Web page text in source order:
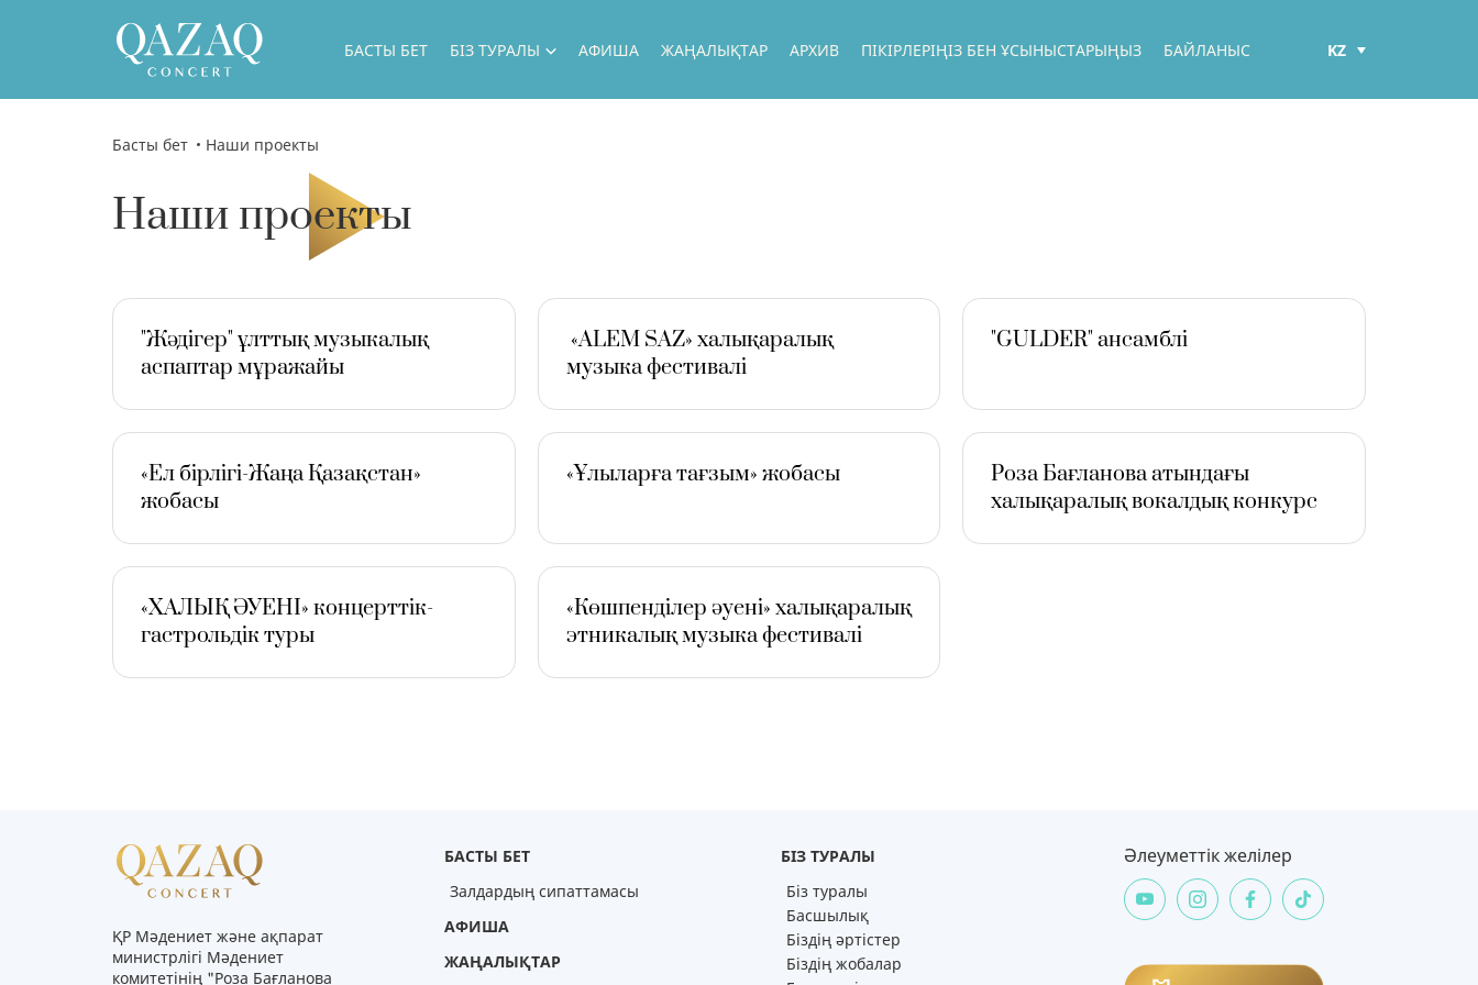
БАСТЫ БЕТ БІЗ ТУРАЛЫ
БІЗДІҢ ҚОНАҚТАР
БІЗДІҢ МҮМКІНДІКТЕР
БАҚ
БОС ОРЫНДАР
АФИША ЖАҢАЛЫҚТАР АРХИВ ПІКІРЛЕРІҢІЗ БЕН ҰСЫНЫСТАРЫҢЫЗ БАЙЛАНЫС
KZ
Басты бет
Наши проекты
Наши проекты
"Жәдігер" ұлттық музыкалық
аспаптар мұражайы
«ALEM SAZ» халықаралық
музыка фестивалі
"GULDER" ансамблі
«Ел бірлігі-Жаңа Қазақстан»
жобасы
«Ұлыларға тағзым» жобасы
Роза Бағланова атындағы
халықаралық вокалдық конкурс
«ХАЛЫҚ ӘУЕНІ» концерттік-
гастрольдік туры
«Көшпенділер әуені» халықаралық
этникалық музыка фестивалі
ҚР Мәдениет және ақпарат
министрлігі Мәдениет
комитетінің "Роза Бағланова
БАСТЫ БЕТ
Залдардың сипаттамасы
АФИША
ЖАҢАЛЫҚТАР
БІЗ ТУРАЛЫ
Біз туралы
Басшылық
Біздің әртістер
Біздің жобалар
Әлеуметтік желілер